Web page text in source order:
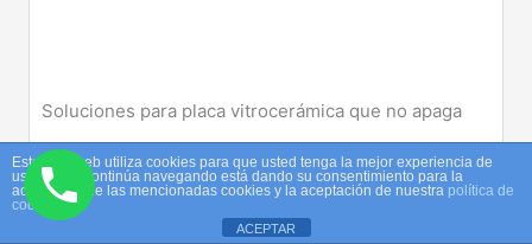
Soluciones para placa vitrocerámica que no apaga
una zona
Problemas habituales de aparatos
Analiza las causas y consecuencias de los fallos en el
Este sitio web utiliza cookies para que usted tenga la mejor experiencia de
usuario. Si continúa navegando está dando su consentimiento para la
aceptación de las mencionadas cookies y la aceptación de nuestra política de
cookies
ACEPTAR